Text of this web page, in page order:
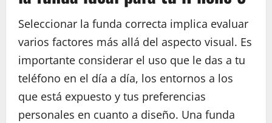
Seleccionar la funda correcta implica evaluar
varios factores más allá del aspecto visual. Es
importante considerar el uso que le das a tu
teléfono en el día a día, los entornos a los
que está expuesto y tus preferencias
personales en cuanto a diseño. Una funda